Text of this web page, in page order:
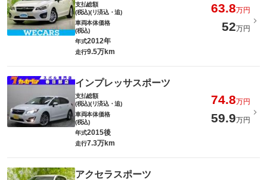
支払総額
(税込)(リ済込・追)
63.8万円
車両本体価格
(税込)
52万円
年式2012年
走行9.5万km
インプレッサスポーツ
支払総額
(税込)(リ済込・追)
74.8万円
車両本体価格
(税込)
59.9万円
年式2015後
走行7.3万km
アクセラスポーツ